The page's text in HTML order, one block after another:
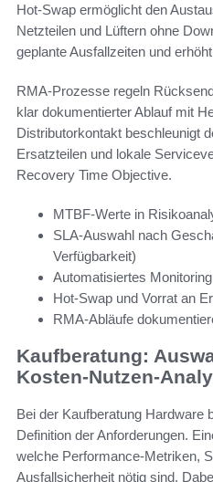
Hot-Swap ermöglicht den
Netzteilen und Lüftern ohne
geplante Ausfallzeiten und
RMA-Prozesse regeln
klar dokumentierter Ablauf mit
Distributorkontakt beschleunigt
Ersatzteilen und lokale
Recovery Time Objective.
MTBF-Werte in
SLA-Auswahl nach
Verfügbarkeit)
Automatisiertes
Hot-Swap und Vorrat an
RMA-Abläufe
Kaufberatung:
Kosten-Nutzen-
Bei der Kaufberatung Hardware
Definition der Anforderungen.
welche Performance-Metriken,
Ausfallsicherheit nötig sind.